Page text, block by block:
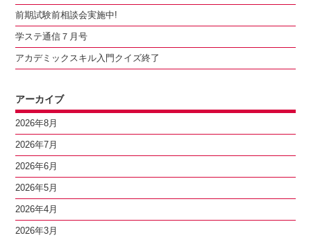
前期試験前相談会実施中!
学ステ通信７月号
アカデミックスキル入門クイズ終了
アーカイブ
2026年8月
2026年7月
2026年6月
2026年5月
2026年4月
2026年3月